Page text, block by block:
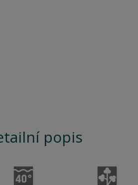
popis